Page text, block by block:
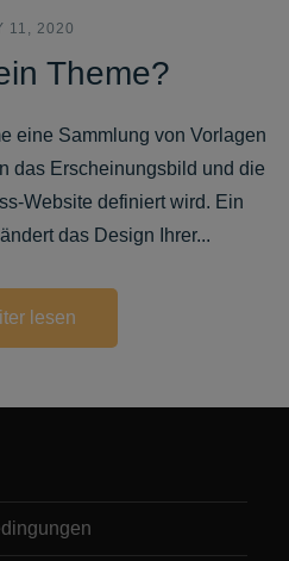
11, 2020
Theme?
eine Sammlung von Vorlagen
das Erscheinungsbild und die
Website definiert wird. Ein
das Design Ihrer...
lesen